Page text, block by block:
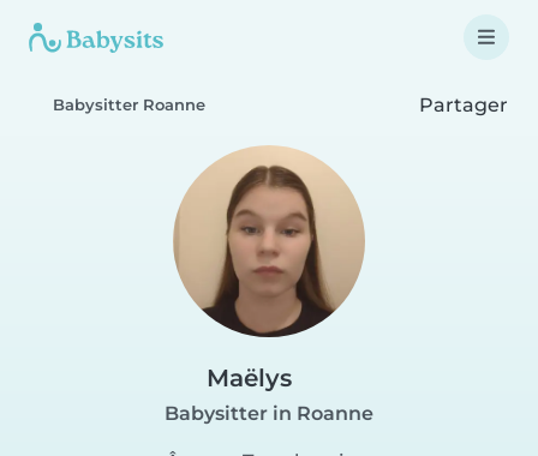
Babysitter Roanne Partager
Maëlys
Babysitter in Roanne